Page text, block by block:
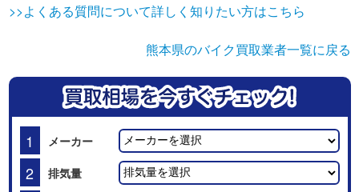
>>よくある質問について詳しく知りたい方はこちら
熊本県のバイク買取業者一覧に戻る
1 メーカー
2 排気量